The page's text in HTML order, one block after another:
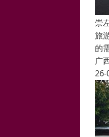
崇
旅
的
广
26-